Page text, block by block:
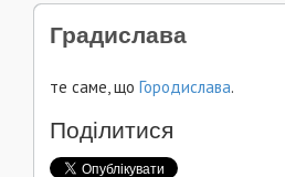
Градислава
те саме, що Городислава.
Поділитися